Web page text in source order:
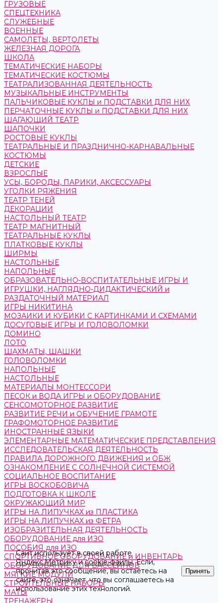
ГРУЗОВЫЕ
СПЕЦТЕХНИКА
СЛУЖЕБНЫЕ
ВОЕННЫЕ
САМОЛЕТЫ, ВЕРТОЛЕТЫ
ЖЕЛЕЗНАЯ ДОРОГА
ШКОЛА
ТЕМАТИЧЕСКИЕ НАБОРЫ
ТЕМАТИЧЕСКИЕ КОСТЮМЫ
ТЕАТРАЛИЗОВАННАЯ ДЕЯТЕЛЬНОСТЬ
МУЗЫКАЛЬНЫЕ ИНСТРУМЕНТЫ
ПАЛЬЧИКОВЫЕ КУКЛЫ и ПОДСТАВКИ ДЛЯ НИХ
ПЕРЧАТОЧНЫЕ КУКЛЫ и ПОДСТАВКИ ДЛЯ НИХ
ШАГАЮЩИЙ ТЕАТР
ШАПОЧКИ
РОСТОВЫЕ КУКЛЫ
ТЕАТРАЛЬНЫЕ И ПРАЗДНИЧНО-КАРНАВАЛЬНЫЕ
КОСТЮМЫ
ДЕТСКИЕ
ВЗРОСЛЫЕ
УСЫ, БОРОДЫ, ПАРИКИ, АКСЕССУАРЫ
УГОЛКИ РЯЖЕНИЯ
ТЕАТР ТЕНЕЙ
ДЕКОРАЦИИ
НАСТОЛЬНЫЙ ТЕАТР
ТЕАТР МАГНИТНЫЙ
ТЕАТРАЛЬНЫЕ КУКЛЫ
ПЛАТКОВЫЕ КУКЛЫ
ШИРМЫ
НАСТОЛЬНЫЕ
НАПОЛЬНЫЕ
ОБРАЗОВАТЕЛЬНО-ВОСПИТАТЕЛЬНЫЕ ИГРЫ И
ИГРУШКИ, НАГЛЯДНО-ДИДАКТИЧЕСКИЙ и
РАЗДАТОЧНЫЙ МАТЕРИАЛ
ИГРЫ НИКИТИНА
МОЗАИКИ И КУБИКИ С КАРТИНКАМИ И СХЕМАМИ
ДОСУГОВЫЕ ИГРЫ И ГОЛОВОЛОМКИ
ДОМИНО
ЛОТО
ШАХМАТЫ, ШАШКИ
ГОЛОВОЛОМКИ
НАПОЛЬНЫЕ
НАСТОЛЬНЫЕ
МАТЕРИАЛЫ МОНТЕССОРИ
ПЕСОК и ВОДА ИГРЫ и ОБОРУДОВАНИЕ
СЕНСОМОТОРНОЕ РАЗВИТИЕ
РАЗВИТИЕ РЕЧИ и ОБУЧЕНИЕ ГРАМОТЕ
ГРАФОМОТОРНОЕ РАЗВИТИЕ
ИНОСТРАННЫЕ ЯЗЫКИ
ЭЛЕМЕНТАРНЫЕ МАТЕМАТИЧЕСКИЕ ПРЕДСТАВЛЕНИЯ
ИССЛЕДОВАТЕЛЬСКАЯ ДЕЯТЕЛЬНОСТЬ
ПРАВИЛА ДОРОЖНОГО ДВИЖЕНИЯ и ОБЖ
ОЗНАКОМЛЕНИЕ С СОЛНЕЧНОЙ СИСТЕМОЙ
СОЦИАЛЬНОЕ ВОСПИТАНИЕ
ИГРЫ ВОСКОБОВИЧА
ПОДГОТОВКА К ШКОЛЕ
ОКРУЖАЮЩИЙ МИР
ИГРЫ НА ЛИПУЧКАХ из ПЛАСТИКА
ИГРЫ НА ЛИПУЧКАХ из ФЕТРА
ИЗОБРАЗИТЕЛЬНАЯ ДЕЯТЕЛЬНОСТЬ
ОБОРУДОВАНИЕ для ИЗО
ПОСОБИЯ для ИЗО
СПОРТИВНОЕ ОБОРУДОВАНИЕ и ИНВЕНТАРЬ
ОБОРУДОВАНИЕ ДЛЯ БАССЕЙНОВ
МЯГКИЕ МОДУЛИ
СТРОИТЕЛЬНЫЕ НАБОРЫ
МАТЫ
ТРЕНАЖЕРЫ
Сайт использует в своей работе
Яндекс.Метрикуиcookie-файлы. Если,
прочитав это сообщение, вы остаетесь на
сайте, это означает, что вы соглашаетесь на
использование этих технологий.
Принять